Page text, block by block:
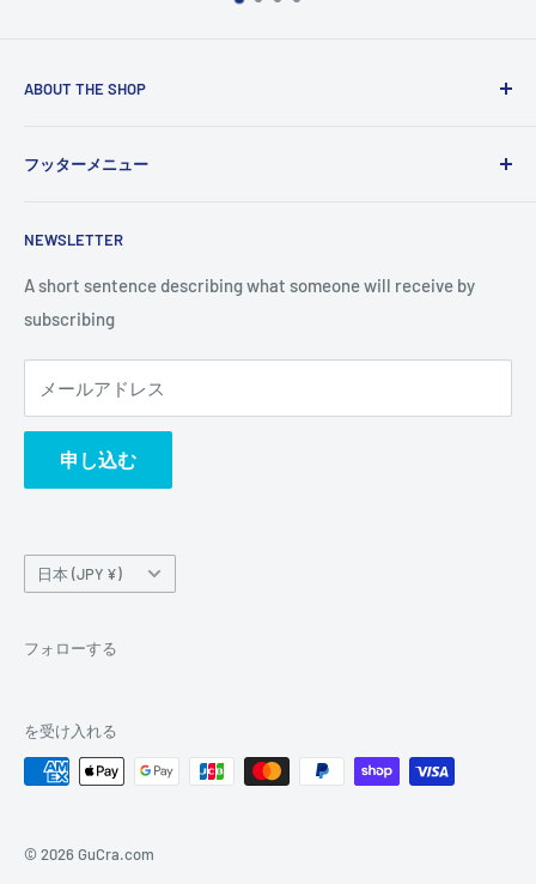
ABOUT THE SHOP
and vision. You can change it in the theme settings.
フッターメニュー
NEWSLETTER
A short sentence describing what someone will receive by
subscribing
メールアドレス
申し込む
国/
地
日本 (JPY ¥)
フォローする
を受け入れる
© 2026 GuCra.com